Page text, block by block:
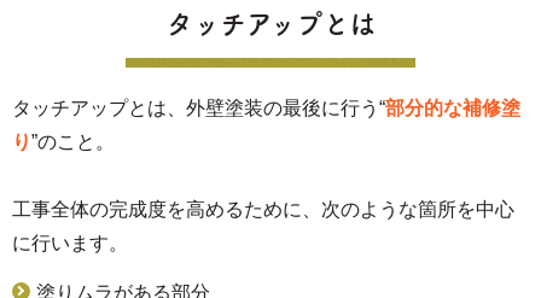
タッチアップとは
タッチアップとは、外壁塗装の最後に行う“部分的な補修塗
り”のこと。
工事全体の完成度を高めるために、次のような箇所を中心
に行います。
塗りムラがある部分